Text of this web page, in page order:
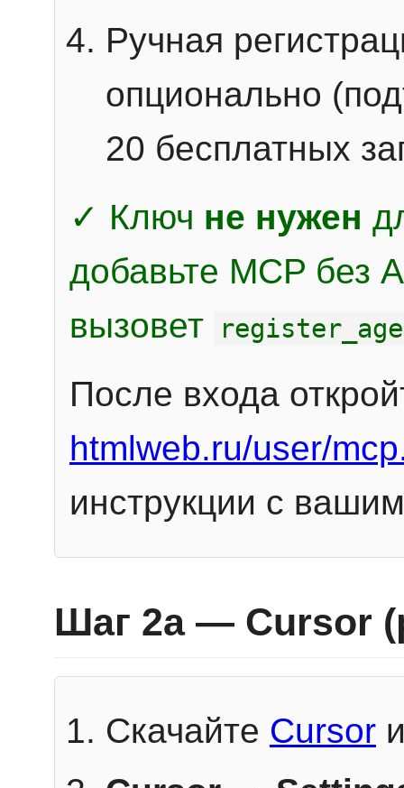
Ручная
опционально
20 бесплатных
✓ Ключ не нужен
добавьте MCP без
вызовет
После входа
htmlweb.ru/user/
инструкции с
Шаг 2a — Cursor
Скачайте Cursor